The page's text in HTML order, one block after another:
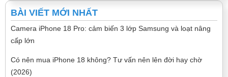
BÀI VIẾT MỚI NHẤT
Camera iPhone 18 Pro: cảm biến 3 lớp Samsung và loạt nâng
cấp lớn
Có nên mua iPhone 18 không? Tư vấn nên lên đời hay chờ
(2026)